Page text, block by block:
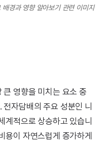
경과 영향 알아보기 관련 이미지
영향을 미치는 요소 중
자담배의 주요 성분인 니
계적으로 상승하고 있습니
용이 자연스럽게 증가하게